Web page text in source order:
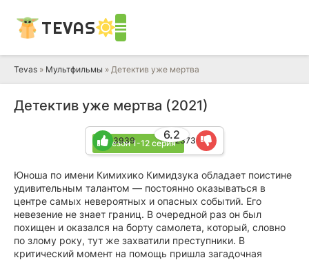
TEVAS
Tevas » Мультфильмы » Детектив уже мертва
Детектив уже мертва (2021)
1 сезон 1-12 серия
6.2
3939 2373
Юноша по имени Кимихико Кимидзука обладает поистине
удивительным талантом — постоянно оказываться в
центре самых невероятных и опасных событий. Его
невезение не знает границ. В очередной раз он был
похищен и оказался на борту самолета, который, словно
по злому року, тут же захватили преступники. В
критический момент на помощь пришла загадочная